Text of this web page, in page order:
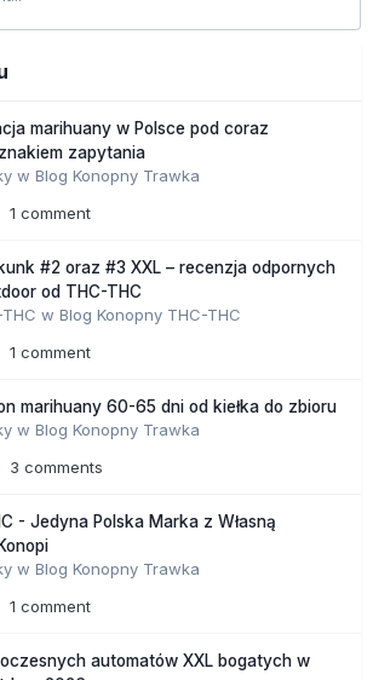
marihuany w Polsce pod coraz
zapytania
w Blog Konopny Trawka
1 comment
#2 oraz #3 XXL – recenzja odpornych
od THC-THC
w Blog Konopny THC-THC
1 comment
marihuany 60-65 dni od kiełka do zbioru
w Blog Konopny Trawka
3 comments
- Jedyna Polska Marka z Własną
w Blog Konopny Trawka
1 comment
automatów XXL bogatych w